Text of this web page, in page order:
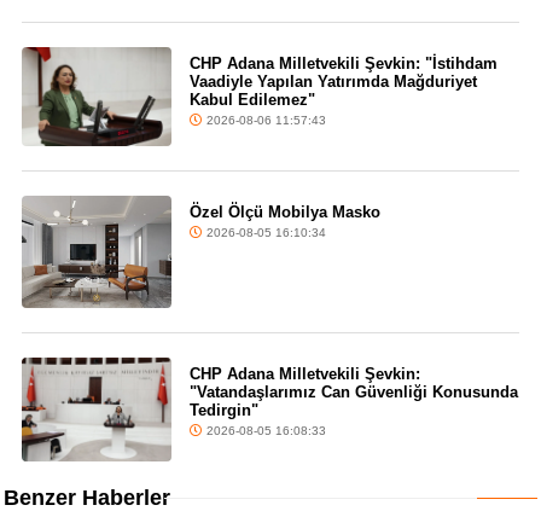
CHP Adana Milletvekili Şevkin: "İstihdam
Vaadiyle Yapılan Yatırımda Mağduriyet
Kabul Edilemez"
2026-08-06 11:57:43
Özel Ölçü Mobilya Masko
2026-08-05 16:10:34
CHP Adana Milletvekili Şevkin:
"Vatandaşlarımız Can Güvenliği Konusunda
Tedirgin"
2026-08-05 16:08:33
Benzer Haberler